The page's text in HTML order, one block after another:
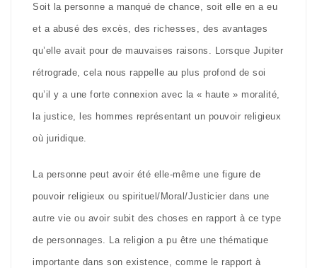
Soit la personne a manqué de chance, soit elle en a eu
et a abusé des excès, des richesses, des avantages
qu’elle avait pour de mauvaises raisons. Lorsque Jupiter
rétrograde, cela nous rappelle au plus profond de soi
qu’il y a une forte connexion avec la « haute » moralité,
la justice, les hommes représentant un pouvoir religieux
où juridique.
La personne peut avoir été elle-même une figure de
pouvoir religieux ou spirituel/Moral/Justicier dans une
autre vie ou avoir subit des choses en rapport à ce type
de personnages. La religion a pu être une thématique
importante dans son existence, comme le rapport à